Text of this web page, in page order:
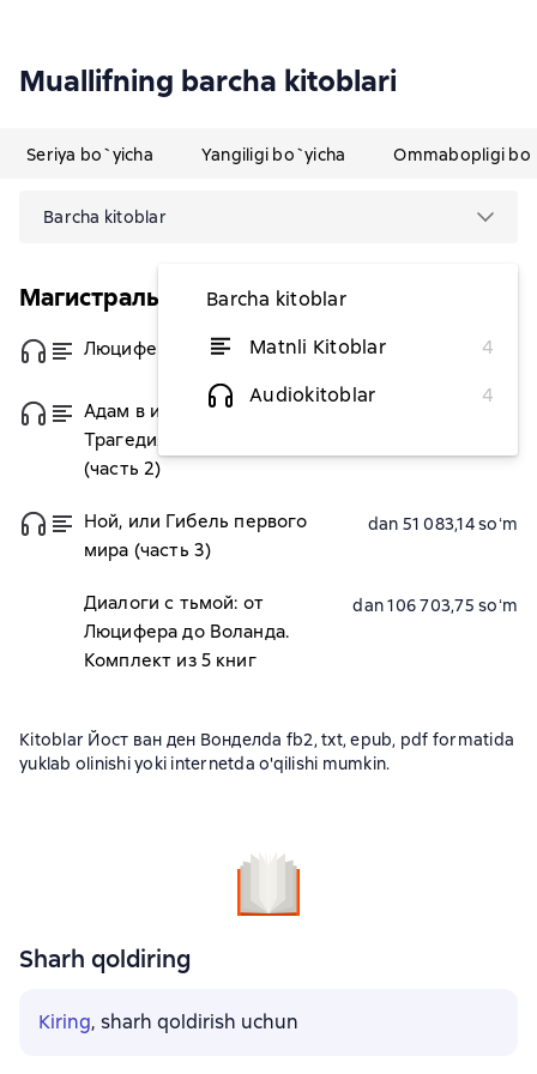
Muallifning barcha kitoblari
Seriya bo`yicha Yangiligi bo`yicha Ommabopligi
Barcha kitoblar
Barcha kitoblar
Matnli Kitoblar
4
Audiokitoblar
4
Магистраль. Главный тренд
Люцифер. Часть 1 dan 45 228,34 soʻm
Адам в изгнании, или
Трагедия всех трагедий
(часть 2)
Ной, или Гибель первого
мира (часть 3)
dan 51 083,14 soʻm
Диалоги с тьмой: от
Люцифера до Воланда.
Комплект из 5 книг
dan 106 703,75 soʻm
Kitoblar Йост ван ден Вонделda fb2, txt, epub, pdf formatida
yuklab olinishi yoki internetda o'qilishi mumkin.
Sharh qoldiring
Kiring, sharh qoldirish uchun